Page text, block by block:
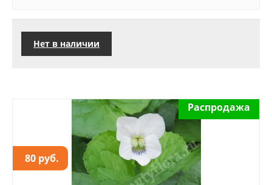
Нет в наличии
80 руб.
Распродажа